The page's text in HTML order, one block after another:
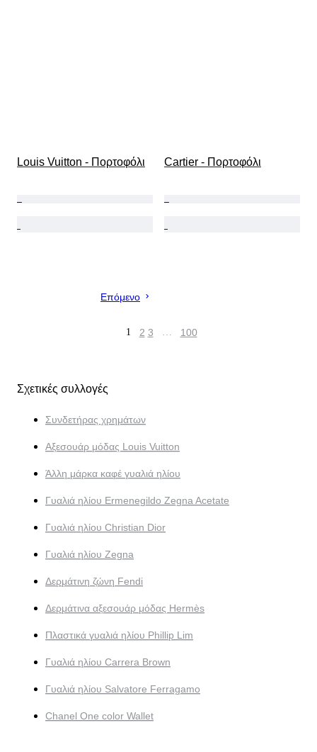
Louis Vuitton - Πορτοφόλι Cartier - Πορτοφόλι
Επόμενο
1 2 3 … 100
Σχετικές συλλογές
Συνδετήρας χρημάτων
Αξεσουάρ μόδας Louis Vuitton
Άλλη μάρκα καφέ γυαλιά ηλίου
Γυαλιά ηλίου Ermenegildo Zegna Acetate
Γυαλιά ηλίου Christian Dior
Γυαλιά ηλίου Zegna
Δερμάτινη ζώνη Fendi
Δερμάτινα αξεσουάρ μόδας Hermès
Πλαστικά γυαλιά ηλίου Phillip Lim
Γυαλιά ηλίου Carrera Brown
Γυαλιά ηλίου Salvatore Ferragamo
Chanel One color Wallet